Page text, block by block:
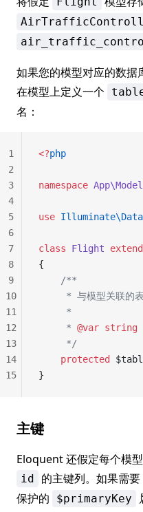
如果您的模型对应的数据
在模型上定义一个
名：
<?php
namespace
use
class Flight
{
    /**
* 与模型关联的表
     *
     *
@var string
     */
    protected
}
1
2
3
4
5
6
7
8
9
10
11
12
13
14
15
主键
Eloquent 还假定每个模
id
的主键列。如果需
保护的
$primaryKey